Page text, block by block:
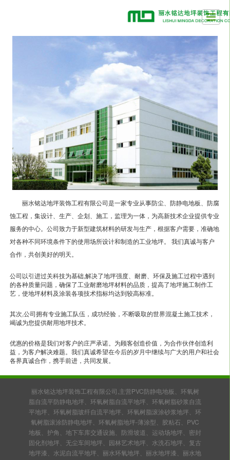
产品展示 新闻动态
联系我们 LBS
丽水铭达地坪装饰工程有限公司是一家专业从事防尘、防静电地板、防腐
蚀工程，集设计、生产、企划、施工，监理为一体，为高新技术企业提供专业
服务的中心。公司致力于新型建筑材料的研发与生产，根据客户需要，准确地
对各种不同环境条件下的使用场所设计和制造的工业地坪。 我们真诚与客户
合作，共创美好的明天。
公司以引进过关科技为基础,解决了地坪强度、耐磨、环保及施工过程中遇到
的各种质量问题，确保了工业耐磨地坪材料的品质，提高了地坪施工制作工
艺，使地坪材料及涂装各项技术指标均达到较高标准。
其次,公司拥有专业施工队伍，成功经验，不断吸取的世界混凝土施工技术，
竭诚为您提供耐用地坪技术。
优惠的价格是我们对客户的庄严承诺。为顾客创造价值，为合作伙伴创造利
益，为客户解决难题。我们真诚希望在今后的岁月中继续与广大的用户和社会
各界真诚合作，携手前进，共同发展。
丽水铭达地坪装饰工程有限公司,主营PVC防静电地板、环氧树
脂自流平防静电地坪、环氧树脂自流平地坪、环氧树脂砂浆自流
平地坪、环氧树脂玻纤自流平地坪、环氧树脂滚涂砂浆地坪、环
氧树脂滚涂防静电地坪、环氧树脂地坪-薄涂型、胶粘石、PVC
地板、护角、地下车库交通设施、防滑坡道、运动场地坪、密封
固化剂地坪、无尘车间地坪、园林艺术地坪、水洗石地坪、复古
地坪漆、水泥自流平地坪、丽水环氧地坪、丽水地坪漆、丽水地